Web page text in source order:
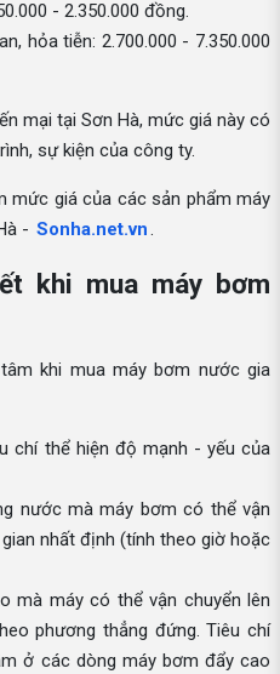
- 2.350.000 đồng.
hỏa tiễn: 2.700.000 - 7.350.000
mại tại Sơn Hà, mức giá này có
sự kiện của công ty.
mức giá của các sản phẩm máy
- Sonha.net.vn.
khi mua máy bơm
khi mua máy bơm nước gia
chí thể hiện độ mạnh - yếu của
nước mà máy bơm có thể vận
nhất định (tính theo giờ hoặc
mà máy có thể vận chuyển lên
phương thẳng đứng. Tiêu chí
ở các dòng máy bơm đẩy cao